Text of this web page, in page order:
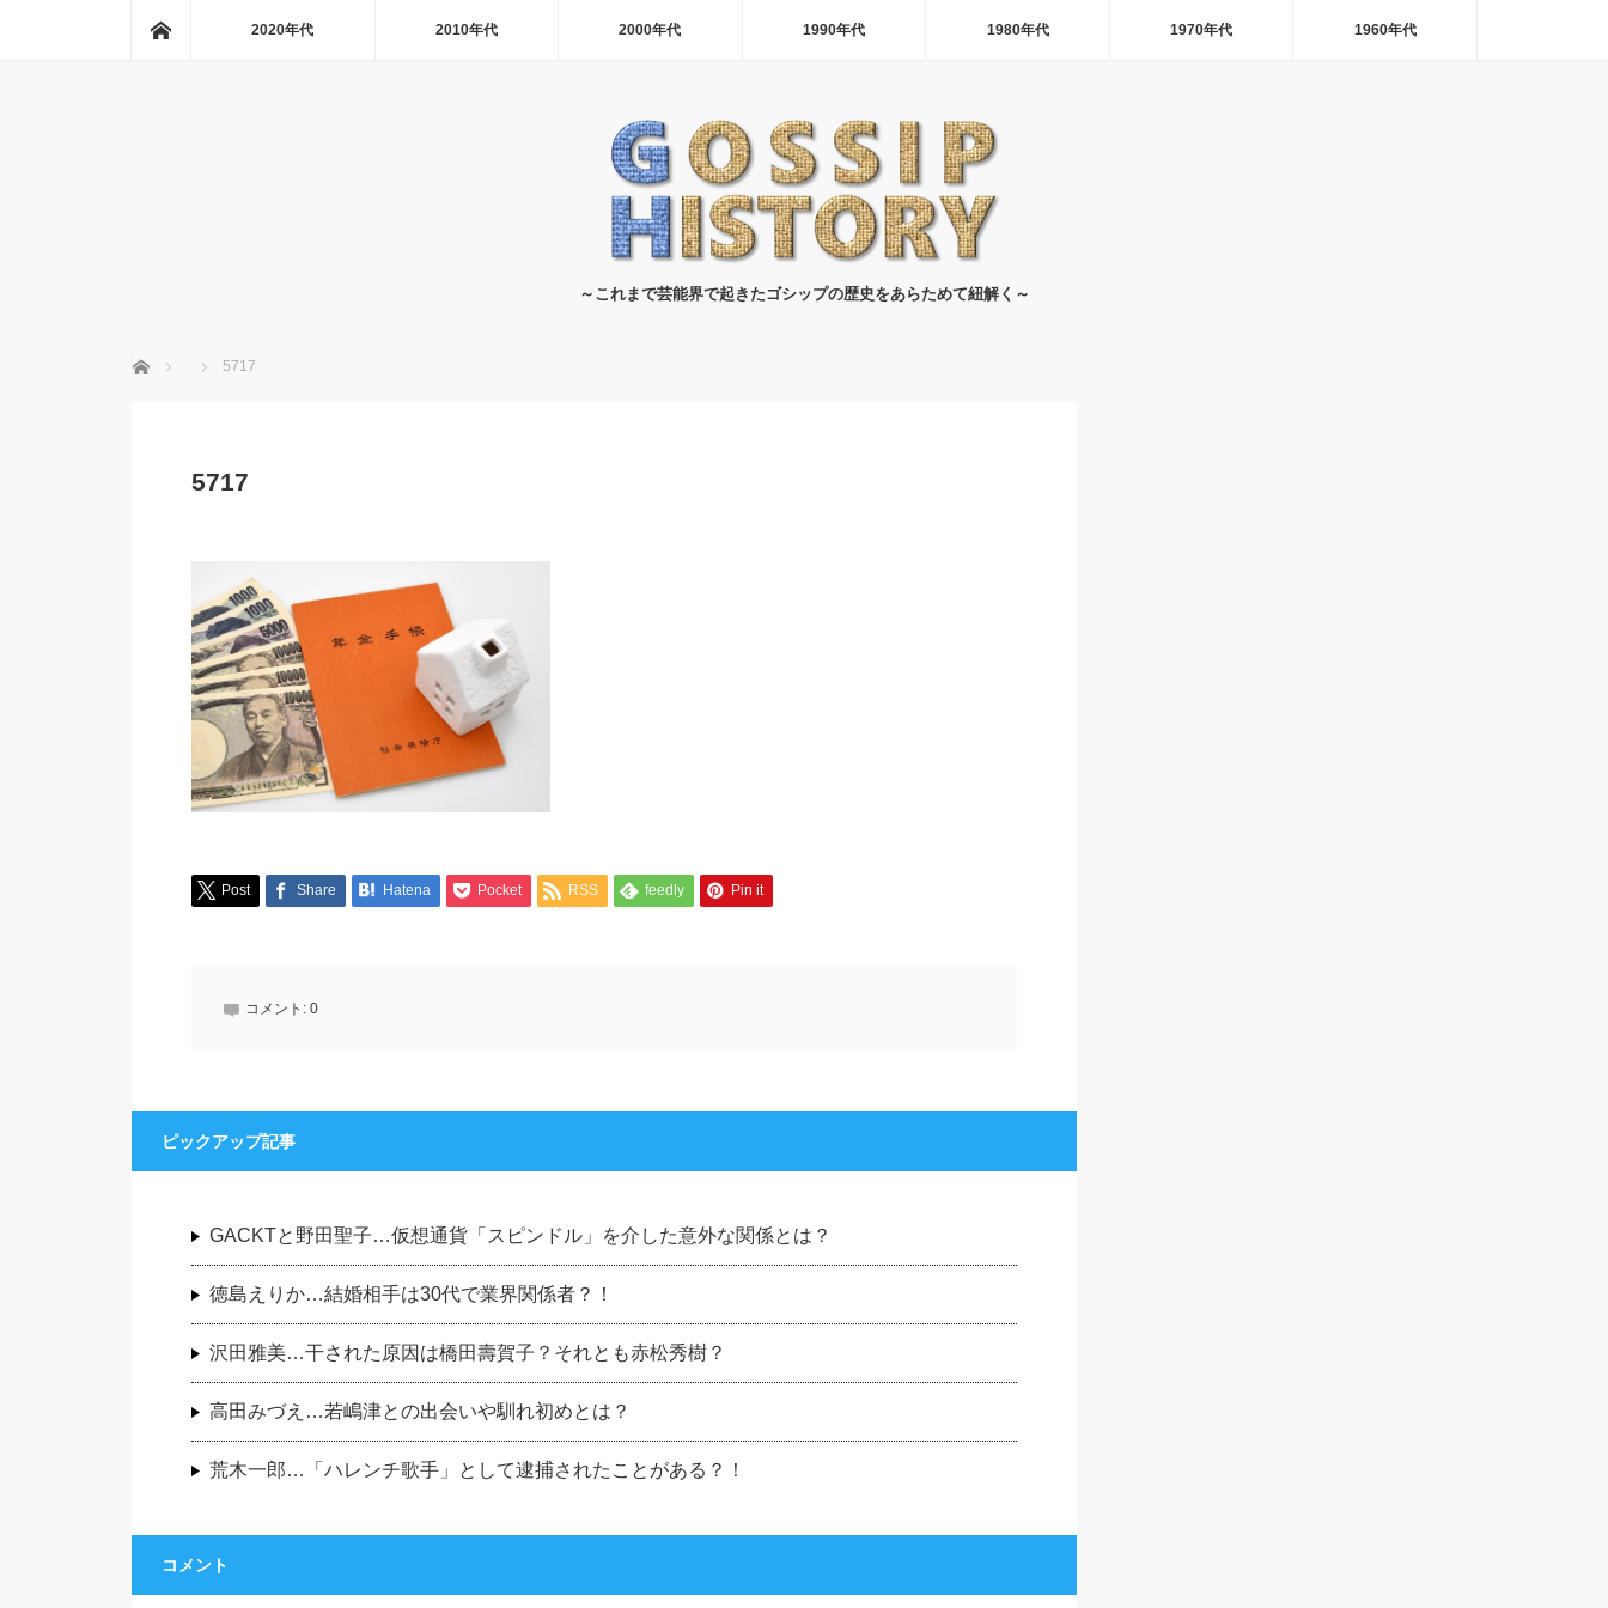
2020年代 2010年代 2000年代 1990年代 1980年代 1970年代 1960年代
～これまで芸能界で起きたゴシップの歴史をあらためて紐解く～
ホーム 5717
5717
Post Share Hatena Pocket RSS feedly Pin it
コメント: 0
ピックアップ記事
GACKTと野田聖子…仮想通貨「スピンドル」を介した意外な関係とは？
徳島えりか…結婚相手は30代で業界関係者？！
沢田雅美…干された原因は橋田壽賀子？それとも赤松秀樹？
高田みづえ…若嶋津との出会いや馴れ初めとは？
荒木一郎…「ハレンチ歌手」として逮捕されたことがある？！
コメント